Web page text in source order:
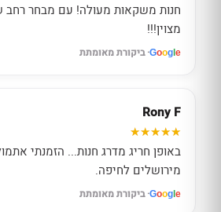
חנות משקאות מעולה! עם מבחר רחב
מצוין!!!
Google · ביקורת מאומתת
Rony F
באופן חריג מדרג חנות... הזמנתי
מירושלים לחיפה.
Google · ביקורת מאומתת